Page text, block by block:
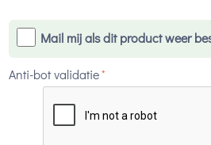
Mail mij als dit product weer
Anti-bot validatie